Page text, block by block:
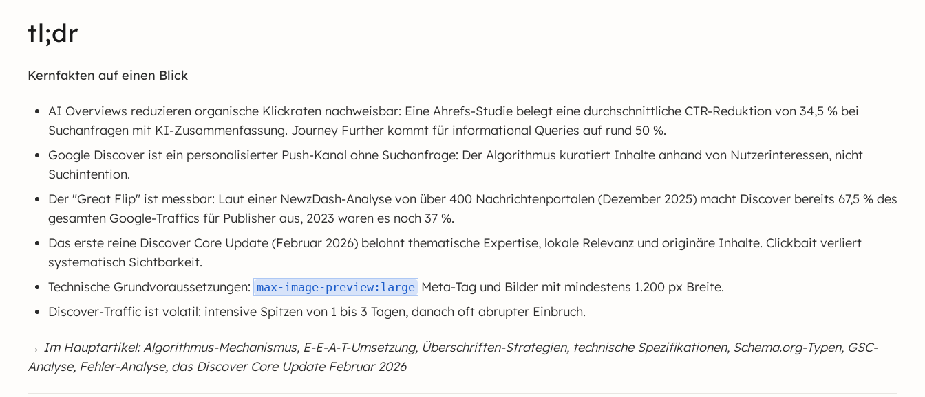
tl;dr
Kernfakten auf einen Blick
AI Overviews reduzieren organische Klickraten nachweisbar: Eine Ahrefs-Studie belegt eine durchschnittliche CTR-Reduktion von 34,5 % bei
Suchanfragen mit KI-Zusammenfassung. Journey Further kommt für informational Queries auf rund 50 %.
Google Discover ist ein personalisierter Push-Kanal ohne Suchanfrage: Der Algorithmus kuratiert Inhalte anhand von Nutzerinteressen, nicht
Suchintention.
Der "Great Flip" ist messbar: Laut einer NewzDash-Analyse von über 400 Nachrichtenportalen (Dezember 2025) macht Discover bereits 67,5 % des
gesamten Google-Traffics für Publisher aus, 2023 waren es noch 37 %.
Das erste reine Discover Core Update (Februar 2026) belohnt thematische Expertise, lokale Relevanz und originäre Inhalte. Clickbait verliert
systematisch Sichtbarkeit.
Technische Grundvoraussetzungen: max-image-preview:large Meta-Tag und Bilder mit mindestens 1.200 px Breite.
Discover-Traffic ist volatil: intensive Spitzen von 1 bis 3 Tagen, danach oft abrupter Einbruch.
→ Im Hauptartikel: Algorithmus-Mechanismus, E-E-A-T-Umsetzung, Überschriften-Strategien, technische Spezifikationen, Schema.org-Typen, GSC-
Analyse, Fehler-Analyse, das Discover Core Update Februar 2026